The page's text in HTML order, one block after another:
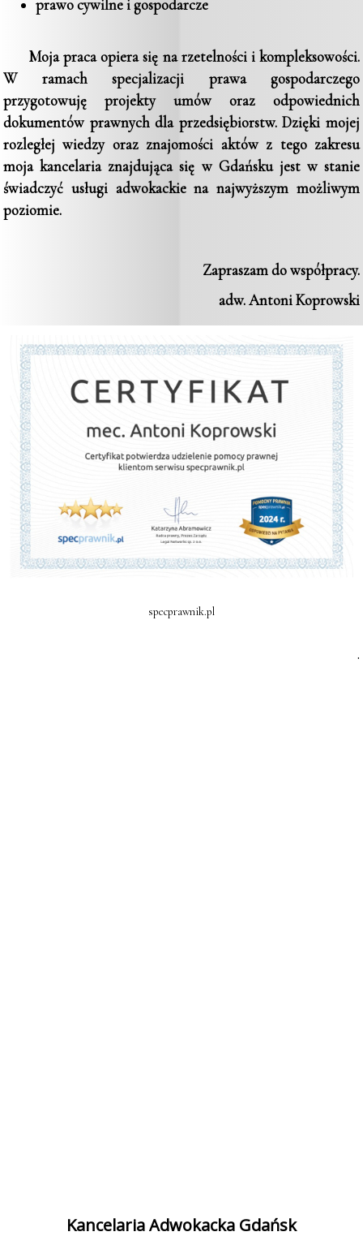
prawo cywilne i gospodarcze
Moja praca opiera się na rzetelności i kompleksowości.
W ramach specjalizacji prawa gospodarczego
przygotowuję projekty umów oraz odpowiednich
dokumentów prawnych dla przedsiębiorstw. Dzięki mojej
rozległej wiedzy oraz znajomości aktów z tego zakresu
moja kancelaria znajdująca się w Gdańsku jest w stanie
świadczyć usługi adwokackie na najwyższym możliwym
poziomie.
Zapraszam do współpracy.
adw. Antoni Koprowski
specprawnik.pl
.
Kancelaria Adwokacka Gdańsk